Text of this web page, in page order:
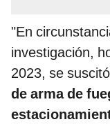
"En
investigación,
2023, se suscitó
de arma de